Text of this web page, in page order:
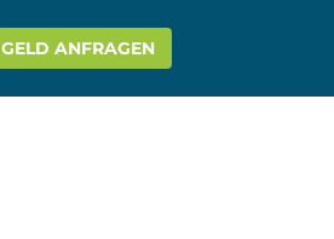
GELD ANFRAGEN